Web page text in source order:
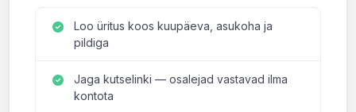
Loo üritus koos kuupäeva, asukoha ja
pildiga
Jaga kutselinki — osalejad vastavad ilma
kontota